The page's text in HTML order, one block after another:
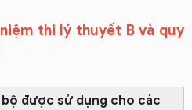
niệm thi lý thuyết B và quy
bộ được sử dụng cho các